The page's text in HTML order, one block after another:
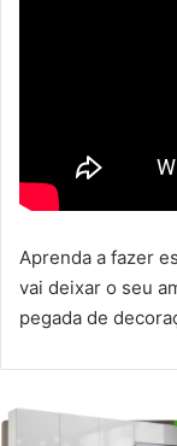
Aprenda a fazer
vai deixar o seu
pegada de